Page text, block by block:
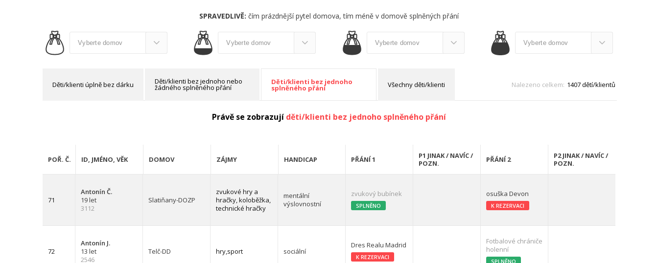
SPRAVEDLIVĚ: čím prázdnější pytel domova, tím méně v domově splněných přání
Děti/klienti úplně bez dárku Děti/klienti bez jednoho nebo
žádného splněného přání
Děti/klienti bez jednoho
splněného přání Všechny děti/klienti Nalezeno celkem: 1407 dětí/klientů
Právě se zobrazují děti/klienti bez jednoho splněného přání
POŘ. Č. ID, JMÉNO, VĚK DOMOV ZÁJMY HANDICAP PŘÁNÍ 1
P1 JINAK / NAVÍC /
POZN.
PŘÁNÍ 2
P2 JINAK / NAVÍC /
POZN.
71
Antonín Č.
19 let
3112
Slatiňany-DOZP
zvukové hry a
hračky, koloběžka,
technické hračky
mentální
výslovnostní
zvukový bubínek
SPLNĚNO
osuška Devon
K REZERVACI
72
Antonín J.
13 let
2546
Telč-DD hry,sport sociální
Dres Realu Madrid
K REZERVACI
Fotbalové chrániče
holenní
SPLNĚNO